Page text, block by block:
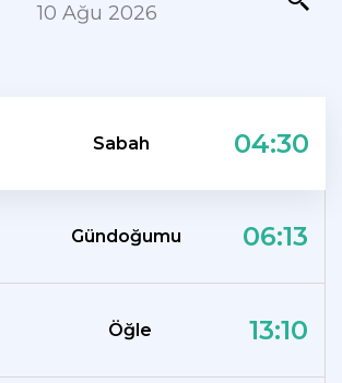
10 Ağu 2026
Sabah 04:30
Gündoğumu 06:13
Öğle 13:10